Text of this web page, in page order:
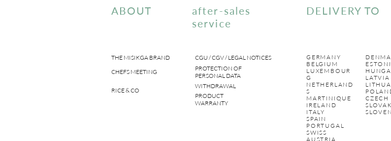
ABOUT
after-sales
service
THE MISIKGA BRAND
CHEFS MEETING
RICE & CO
CGU / CGV / LEGAL NOTICES
PROTECTION OF
PERSONAL DATA
WITHDRAWAL
PRODUCT
WARRANTY
DELIVERY TO
GERMANY
BELGIUM
LUXEMBOUR
G
NETHERLAND
S
MARTINIQUE
IRELAND
ITALY
SPAIN
PORTUGAL
SWISS
AUSTRIA
LATVIA
CZECH